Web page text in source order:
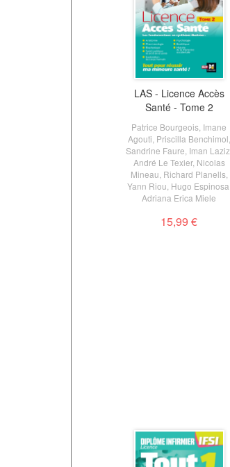
LAS - Licence Accès
Santé - Tome 2
Patrice Bourgeois Imane
Agouti Priscilla Benchimol
Sandrine Faure Iman Laziz
André Le Texier, Nicolas
Mineau Richard Planells,
Yann Riou Hugo Espinosa
Adriana Erica Miele
15,99 €